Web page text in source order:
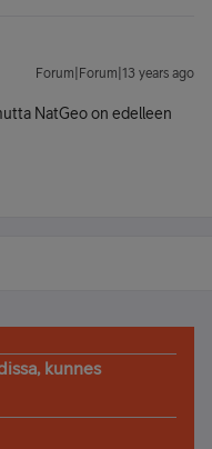
Forum|Forum|13 years ago
NatGeo on edelleen
kunnes